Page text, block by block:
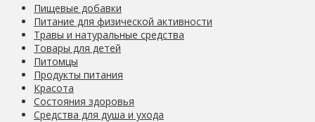
Пищевые добавки
Питание для физической активности
Травы и натуральные средства
Товары для детей
Питомцы
Продукты питания
Красота
Состояния здоровья
Средства для душа и ухода